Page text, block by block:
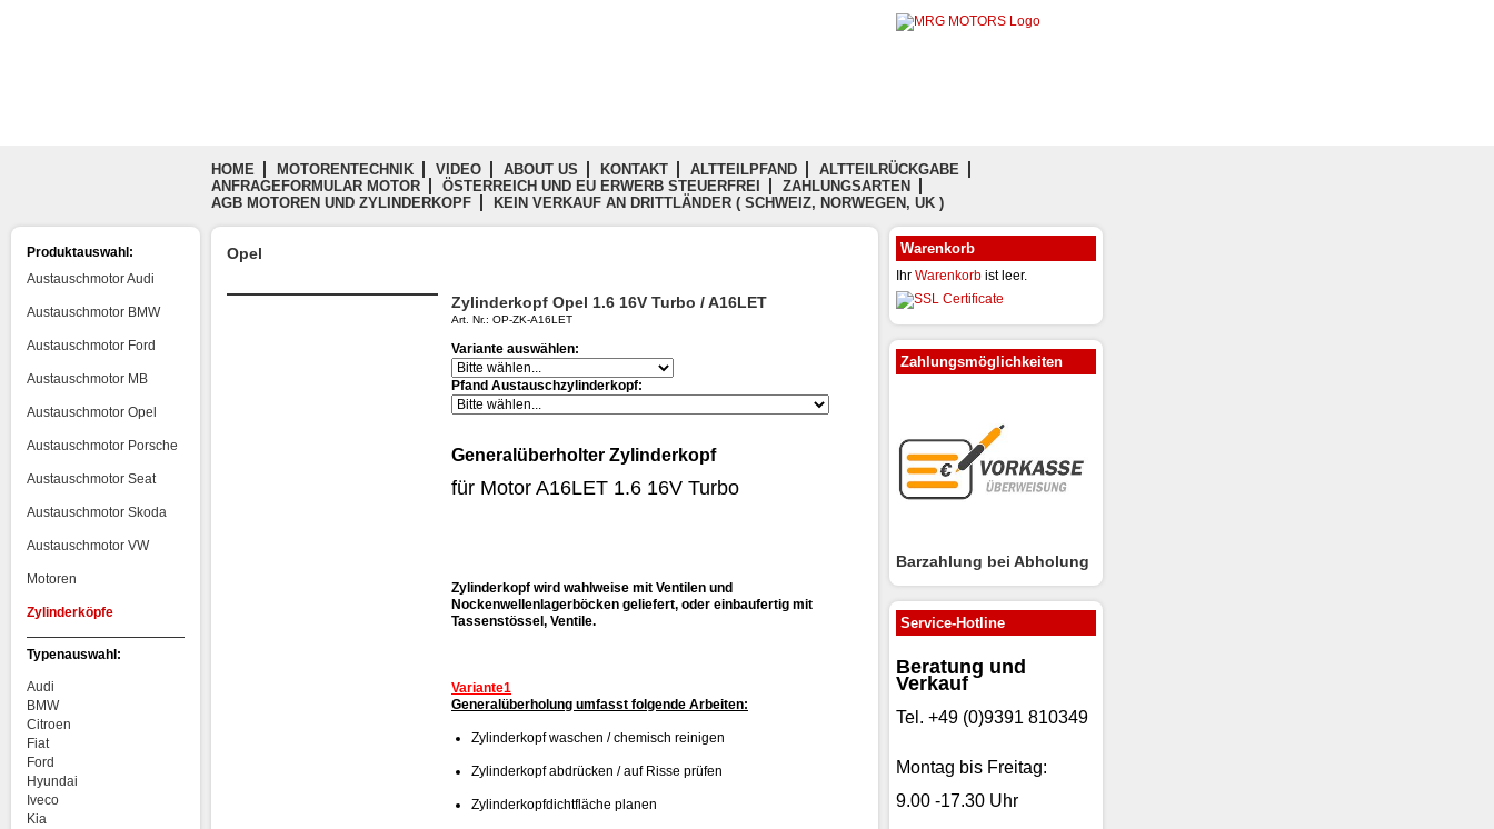
HOME MOTORENTECHNIK VIDEO ABOUT US KONTAKT ALTTEILPFAND
ALTTEILRÜCKGABE
ANFRAGEFORMULAR MOTOR
ÖSTERREICH UND EU ERWERB STEUERFREI
ZAHLUNGSARTEN
AGB MOTOREN UND ZYLINDERKOPF
KEIN VERKAUF AN DRITTLÄNDER ( SCHWEIZ, NORWEGEN, UK )
Produktauswahl:
Austauschmotor Audi
Austauschmotor BMW
Austauschmotor Ford
Austauschmotor MB
Austauschmotor Opel
Austauschmotor Porsche
Austauschmotor Seat
Austauschmotor Skoda
Austauschmotor VW
Motoren
Zylinderköpfe
Typenauswahl:
Audi
BMW
Citroen
Fiat
Ford
Hyundai
Iveco
Kia
Opel
Zylinderkopf Opel 1.6 16V Turbo / A16LET
Art. Nr.: OP-ZK-A16LET
Variante auswählen:
Pfand Austauschzylinderkopf:
Generalüberholter Zylinderkopf
für Motor A16LET 1.6 16V Turbo
Zylinderkopf wird wahlweise mit Ventilen und
Nockenwellenlagerböcken geliefert, oder einbaufertig mit
Tassenstössel, Ventile.
Variante1
Generalüberholung umfasst folgende Arbeiten:
Zylinderkopf waschen / chemisch reinigen
Zylinderkopf abdrücken / auf Risse prüfen
Zylinderkopfdichtfläche planen
Warenkorb
Ihr Warenkorb ist leer.
Zahlungsmöglichkeiten
Barzahlung bei Abholung
Service-Hotline
Beratung und
Verkauf
Tel. +49 (0)9391 810349
Montag bis Freitag:
9.00 -17.30 Uhr